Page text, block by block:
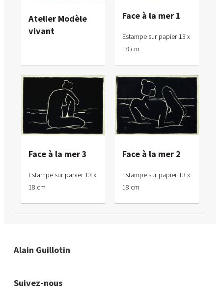
Atelier Modèle
vivant
Face à la mer 1
Estampe sur papier 13 x
18 cm
Face à la mer 3
Estampe sur papier 13 x
18 cm
Face à la mer 2
Estampe sur papier 13 x
18 cm
Alain Guillotin
Suivez-nous